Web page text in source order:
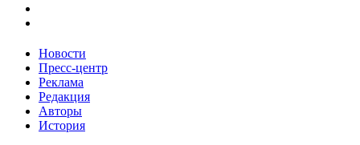
Новости
Пресс-центр
Реклама
Редакция
Авторы
История